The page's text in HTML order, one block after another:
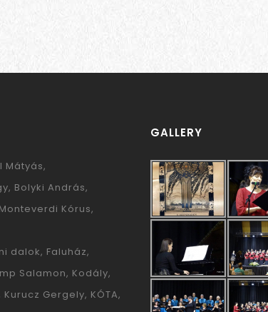
Mátyás
Bolyki András
Kórus
dalok Faluház
Salamon Kodály
Kurucz Gergely KÓTA
GALLERY